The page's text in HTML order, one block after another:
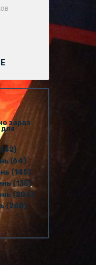
зараз
для
(42)
(64)
(145)
(135)
(204)
(268)